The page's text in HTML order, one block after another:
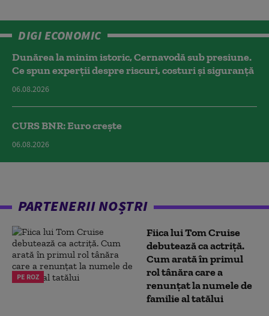
DIGI ECONOMIC
Dunărea la minim istoric, Cernavodă sub presiune.
Ce spun experții despre riscuri, costuri și siguranță
06.08.2026
CURS BNR: Euro crește
06.08.2026
PARTENERII NOȘTRI
PE ROZ
Fiica lui Tom Cruise
debutează ca actriță.
Cum arată în primul
rol tânăra care a
renunțat la numele de
familie al tatălui